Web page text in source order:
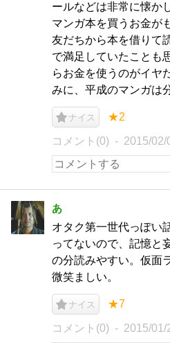
ールなどは非常に懐か
マンガ本を買うお金が
友だちから本を借りて
で満足していたことも
らお金を使うのがイヤ
みに、平成のマンガは
ナイス ★2
コメント(0) 2015/02/
あ
オタク第一世代っぽい
ってないので、記憶と
の分読みやすい。仮面
微笑ましい。
ナイス ★7
コメント(0) 2015/01/